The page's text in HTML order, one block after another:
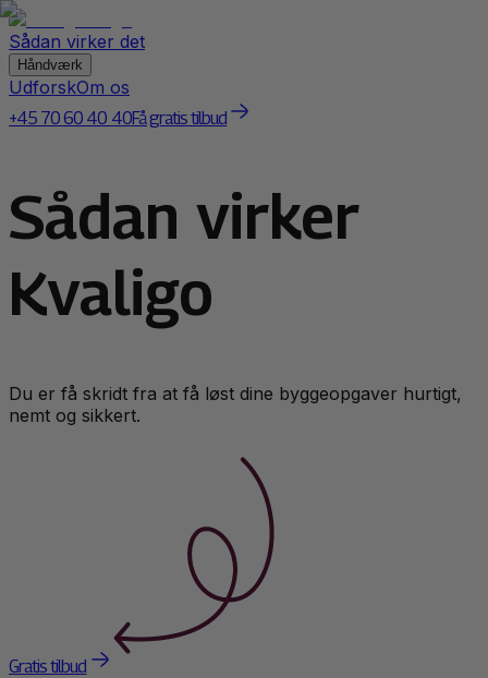
Sådan virker det
Håndværk
UdforskOm os
+45 70 60 40 40Få gratis tilbud
Sådan virker
Kvaligo
Du er få skridt fra at få løst dine byggeopgaver hurtigt,
nemt og sikkert.
Gratis tilbud